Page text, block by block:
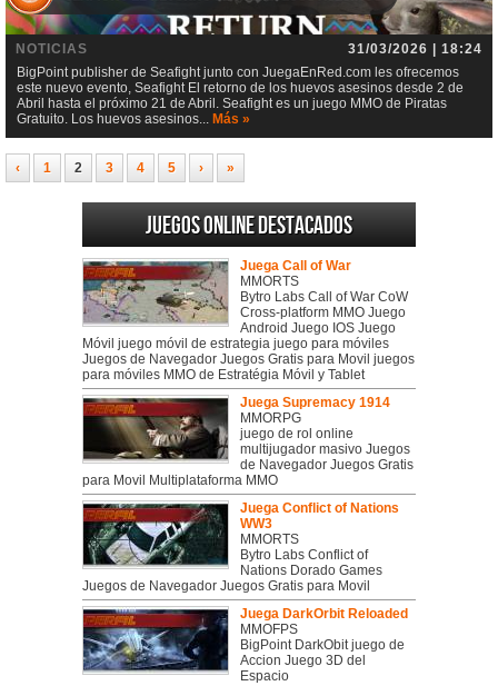
NOTICIAS
31/03/2026 | 18:24
BigPoint publisher de Seafight junto con JuegaEnRed.com les ofrecemos
este nuevo evento, Seafight El retorno de los huevos asesinos desde 2 de
Abril hasta el próximo 21 de Abril. Seafight es un juego MMO de Piratas
Gratuito. Los huevos asesinos... Más »
‹ 1 2 3 4 5 › »
Juegos online destacados
Juega Call of War
MMORTS
Bytro Labs Call of War CoW
Cross-platform MMO Juego
Android Juego IOS Juego
Móvil juego móvil de estrategia juego para móviles
Juegos de Navegador Juegos Gratis para Movil juegos
para móviles MMO de Estratégia Móvil y Tablet
Juega Supremacy 1914
MMORPG
juego de rol online
multijugador masivo Juegos
de Navegador Juegos Gratis
para Movil Multiplataforma MMO
Juega Conflict of Nations
WW3
MMORTS
Bytro Labs Conflict of
Nations Dorado Games
Juegos de Navegador Juegos Gratis para Movil
Juega DarkOrbit Reloaded
MMOFPS
BigPoint DarkObit juego de
Accion Juego 3D del
Espacio